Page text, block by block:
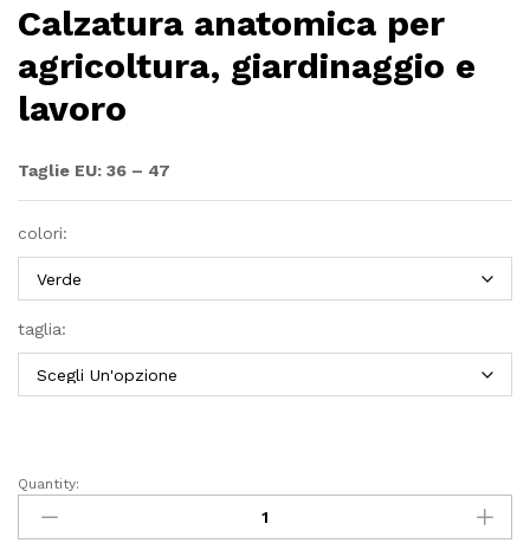
Calzatura anatomica per
agricoltura, giardinaggio e
lavoro
Taglie EU: 36 – 47
colori:
taglia:
Scarpa
Max
Quantity: